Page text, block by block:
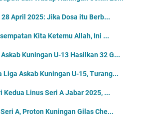
April 2025: Jika Dosa itu Berb...
Kita Ketemu Allah, Ini ...
Kuningan U-13 Hasilkan 32 G...
Liga Askab Kuningan U-15, Turang...
Kedua Linus Seri A Jabar 2025, ...
A, Proton Kuningan Gilas Che...